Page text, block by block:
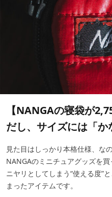
【NANGAの寝袋が
だし、サイズには「
見た目はしっかり本格仕様、な
NANGAのミニチュアグッズを
ニヤリとしてしまう“使える度”
まったアイテムです。